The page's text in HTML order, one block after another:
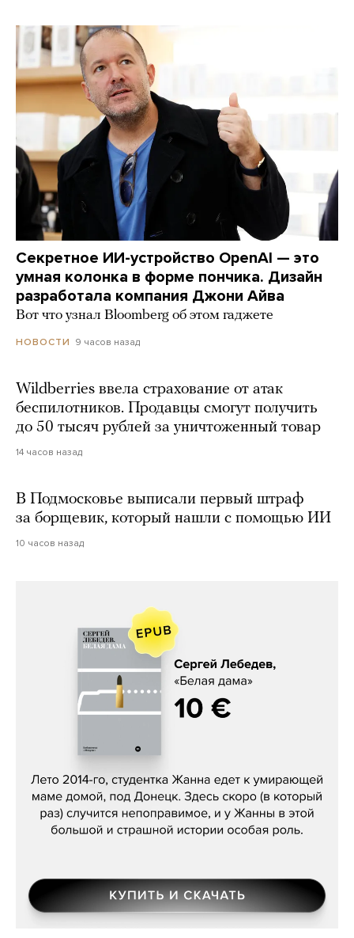
Секретное ИИ-устройство OpenAI — это
умная колонка в форме пончика. Дизайн
разработала компания Джони Айва
Вот что узнал Bloomberg об этом гаджете
НОВОСТИ 9 часов назад
Wildberries ввела страхование от атак
беспилотников. Продавцы смогут получить
до 50 тысяч рублей за уничтоженный товар
14 часов назад
В Подмосковье выписали первый штраф
за борщевик, который нашли с помощью ИИ
10 часов назад
Сергей Лебедев, «Белая дама»